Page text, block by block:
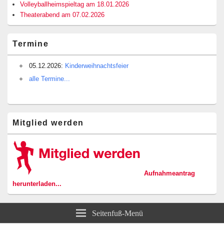
Volleyballheimspieltag am 18.01.2026
Theaterabend am 07.02.2026
Termine
05.12.2026: Kinderweihnachtsfeier
alle Termine...
Mitglied werden
Aufnahmeantrag
herunterladen...
Seitenfuß-Menü